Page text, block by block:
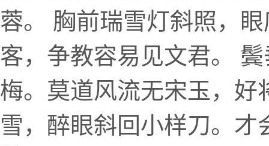
蓉。 胸前瑞雪灯斜照，
客，争教容易见文君。
梅。莫道风流无宋玉，好
雪，醉眼斜回小样刀。